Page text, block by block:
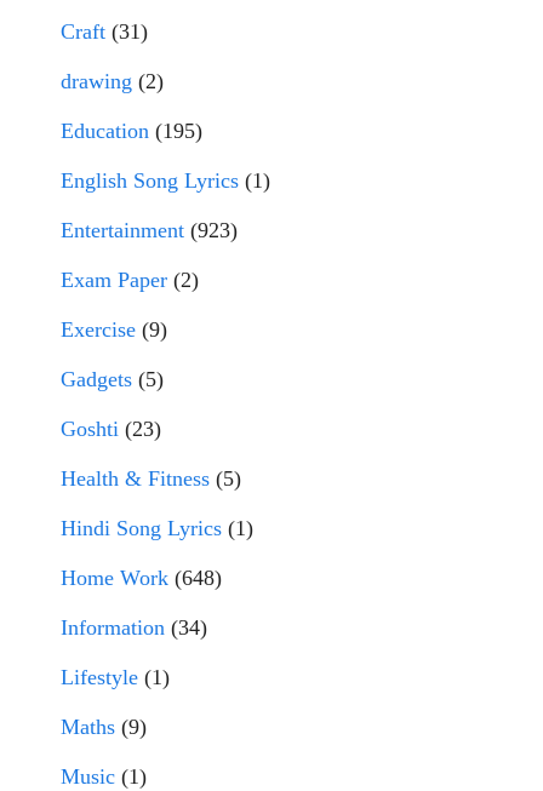
Craft (31)
drawing (2)
Education (195)
English Song Lyrics (1)
Entertainment (923)
Exam Paper (2)
Exercise (9)
Gadgets (5)
Goshti (23)
Health & Fitness (5)
Hindi Song Lyrics (1)
Home Work (648)
Information (34)
Lifestyle (1)
Maths (9)
Music (1)